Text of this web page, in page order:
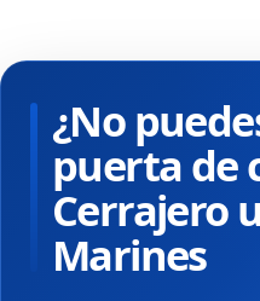
¿No
puerta de
Cerrajero
Marines